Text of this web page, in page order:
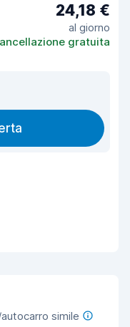
24,18 €
al giorno
gratuita
simile